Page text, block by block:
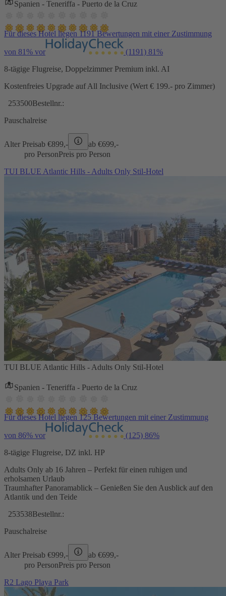
Spanien - Teneriffa - Puerto de la Cruz
Für dieses Hotel liegen 1191 Bewertungen mit einer Zustimmung
von 81% vor (1191) 81%
8-tägige Flugreise, Doppelzimmer Premium inkl. AI
Kostenfreies Upgrade auf All Inclusive (Wert € 199.- pro Zimmer)
253500Bestellnr.:
Pauschalreise
Alter Preisab €899,- ab €699,-
pro PersonPreis pro Person
TUI BLUE Atlantic Hills - Adults Only Stil-Hotel
TUI BLUE Atlantic Hills - Adults Only Stil-Hotel
Spanien - Teneriffa - Puerto de la Cruz
Für dieses Hotel liegen 125 Bewertungen mit einer Zustimmung
von 86% vor (125) 86%
8-tägige Flugreise, DZ inkl. HP
Adults Only ab 16 Jahren – Perfekt für einen ruhigen und
erholsamen Urlaub
Traumhafter Panoramablick – Genießen Sie den Ausblick auf den
Atlantik und den Teide
253538Bestellnr.:
Pauschalreise
Alter Preisab €999,- ab €699,-
pro PersonPreis pro Person
R2 Lago Playa Park